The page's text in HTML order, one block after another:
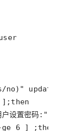
read -p "请输入需要创建的用户名:" user